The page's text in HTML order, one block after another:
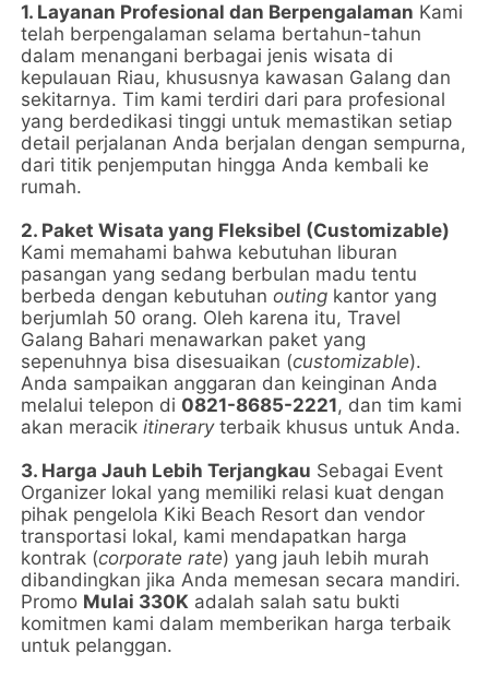
1. Layanan Profesional dan Berpengalaman Kami
telah berpengalaman selama bertahun-tahun
dalam menangani berbagai jenis wisata di
kepulauan Riau, khususnya kawasan Galang dan
sekitarnya. Tim kami terdiri dari para profesional
yang berdedikasi tinggi untuk memastikan setiap
detail perjalanan Anda berjalan dengan sempurna,
dari titik penjemputan hingga Anda kembali ke
rumah.
2. Paket Wisata yang Fleksibel (Customizable)
Kami memahami bahwa kebutuhan liburan
pasangan yang sedang berbulan madu tentu
berbeda dengan kebutuhanouting kantor yang
berjumlah 50 orang. Oleh karena itu, Travel
Galang Bahari menawarkan paket yang
sepenuhnya bisa disesuaikan (customizable).
Anda sampaikan anggaran dan keinginan Anda
melalui telepon di 0821-8685-2221, dan tim kami
akan meracikitineraryterbaik khusus untuk Anda.
3. Harga Jauh Lebih Terjangkau Sebagai Event
Organizer lokal yang memiliki relasi kuat dengan
pihak pengelola Kiki Beach Resort dan vendor
transportasi lokal, kami mendapatkan harga
kontrak (corporate rate) yang jauh lebih murah
dibandingkan jika Anda memesan secara mandiri.
Promo Mulai 330K adalah salah satu bukti
komitmen kami dalam memberikan harga terbaik
untuk pelanggan.